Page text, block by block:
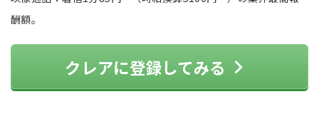
酬額。
クレアに登録してみる